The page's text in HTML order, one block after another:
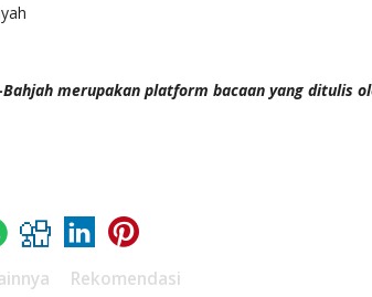
merupakan platform bacaan yang
Rekomendasi